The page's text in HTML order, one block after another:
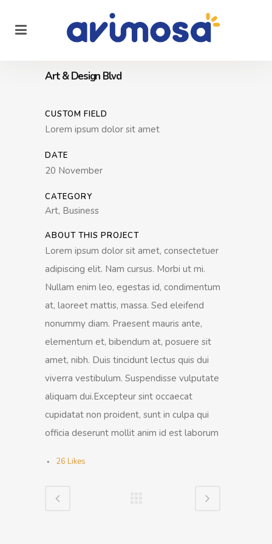
Art & Design Blvd
CUSTOM FIELD
Lorem ipsum dolor sit amet
DATE
20 November
CATEGORY
Art, Business
ABOUT THIS PROJECT
Lorem ipsum dolor sit amet, consectetuer
adipiscing elit. Nam cursus. Morbi ut mi.
Nullam enim leo, egestas id, condimentum
at, laoreet mattis, massa. Sed eleifend
nonummy diam. Praesent mauris ante,
elementum et, bibendum at, posuere sit
amet, nibh. Duis tincidunt lectus quis dui
viverra vestibulum. Suspendisse vulputate
aliquam dui.Excepteur sint occaecat
cupidatat non proident, sunt in culpa qui
officia deserunt mollit anim id est laborum
26 Likes